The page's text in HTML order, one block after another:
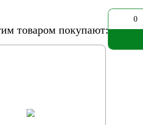
0
товаром покупают: